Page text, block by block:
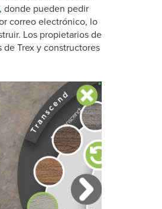
, donde pueden pedir
correo electrónico, lo
Los propietarios de
Trex y constructores